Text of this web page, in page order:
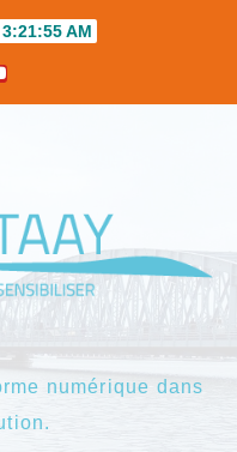
3:21:56 AM
numérique dans